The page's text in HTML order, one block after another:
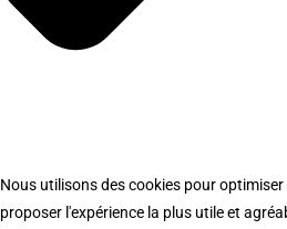
Nous utilisons des cookies pour
proposer l'expérience la plus utile et